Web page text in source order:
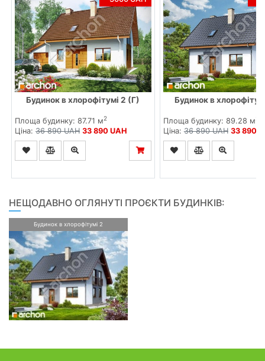
Будинок в хлорофітумі 2 (Г)
Площа будинку: 87.71 м2
Ціна: 36 890 UAH 33 890 UAH
Будинок в
Площа будинку: 89.28 м
Ціна:36 890 UAH 33 890
НЕЩОДАВНО ОГЛЯНУТІ ПРОЄКТИ БУДИНКІВ:
Будинок в хлорофітумі 2